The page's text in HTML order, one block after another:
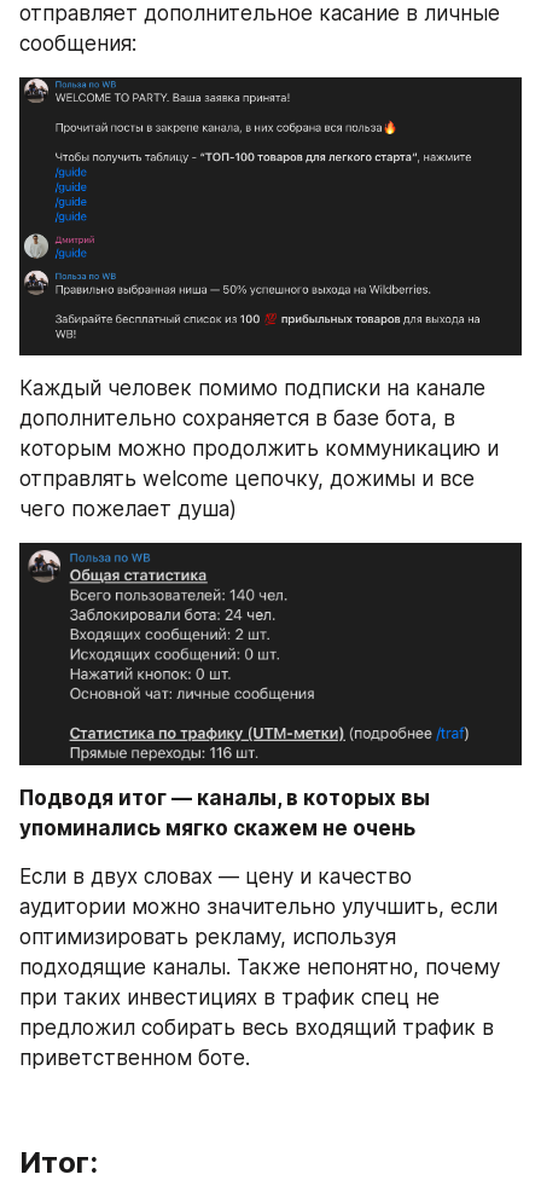
отправляет дополнительное касание в личные
сообщения:
Каждый человек помимо подписки на канале
дополнительно сохраняется в базе бота, в
которым можно продолжить коммуникацию и
отправлять welcome цепочку, дожимы и все
чего пожелает душа)
Подводя итог — каналы, в которых вы
упоминались мягко скажем не очень
Если в двух словах — цену и качество
аудитории можно значительно улучшить, если
оптимизировать рекламу, используя
подходящие каналы. Также непонятно, почему
при таких инвестициях в трафик спец не
предложил собирать весь входящий трафик в
приветственном боте.
Итог: